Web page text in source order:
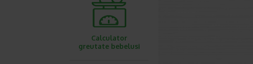
Calculator
greutate bebelusi